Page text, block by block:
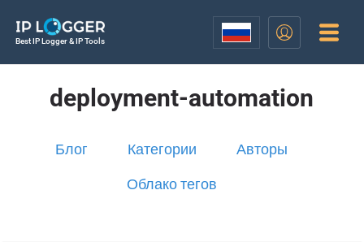
Best IP Logger & IP Tools
deployment-automation
Блог Категории Авторы
Облако тегов